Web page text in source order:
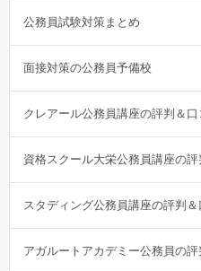
公務員試験対策まとめ
面接対策の公務員予備校
クレアール公務員講座の評判＆口
資格スクール大栄公務員講座の
スタディング公務員講座の評判＆
アガルートアカデミー公務員の評